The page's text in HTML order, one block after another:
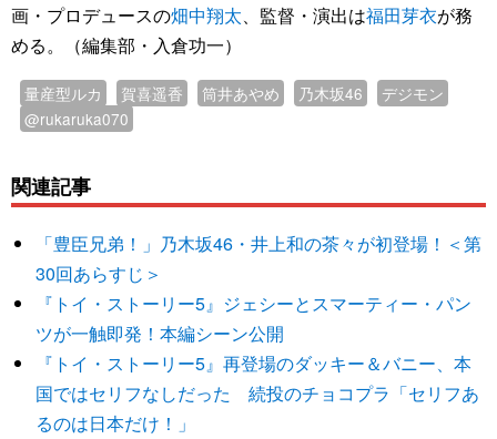
画・プロデュースの畑中翔太 、監督・演出は福田芽衣が務
める。（編集部・入倉功一）
量産型ルカ 賀喜遥香 筒井あやめ 乃木坂46
デジモン
@rukaruka070
関連記事
「豊臣兄弟！」乃木坂46・井上和の茶々が初登場！＜第
30回あらすじ＞
『トイ・ストーリー5』ジェシーとスマーティー・パン
ツが一触即発！本編シーン公開
『トイ・ストーリー5』再登場のダッキー＆バニー、本
国ではセリフなしだった 続投のチョコプラ「セリフあ
るのは日本だけ！」